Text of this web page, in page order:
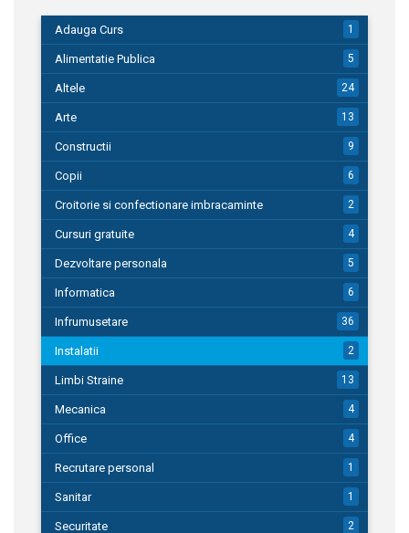
Adauga Curs 1
Alimentatie Publica 5
Altele 24
Arte 13
Constructii 9
Copii 6
Croitorie si confectionare imbracaminte 2
Cursuri gratuite 4
Dezvoltare personala 5
Informatica 6
Infrumusetare 36
Instalatii 2
Limbi Straine 13
Mecanica 4
Office 4
Recrutare personal 1
Sanitar 1
Securitate 2